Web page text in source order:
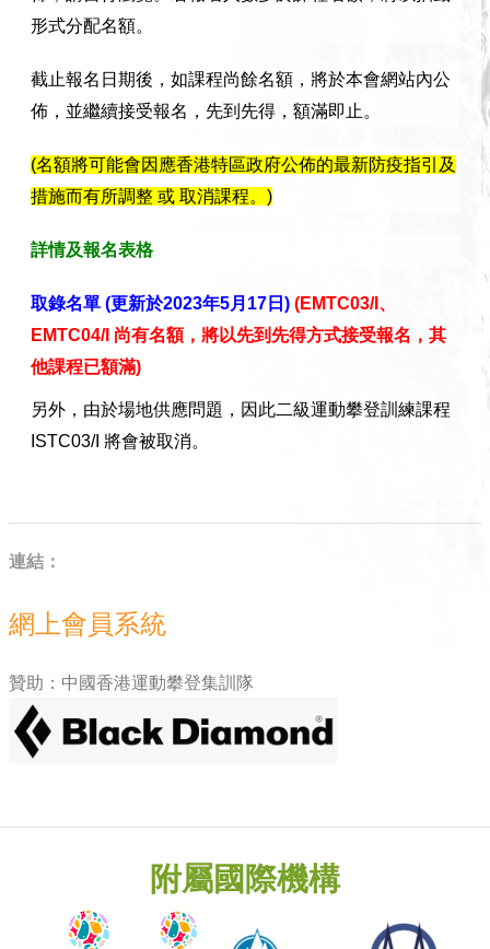
形式分配名額。
截止報名日期後，如課程尚餘名額，將於本會網站內公
佈，並繼續接受報名，先到先得，額滿即止。
(名額將可能會因應香港特區政府公佈的最新防疫指引及
措施而有所調整 或 取消課程。 )
詳情及報名表格
取錄名單(更新於2023年5月 17日 ) (EMTC03/I 、
EMTC04/I 尚有名額，將以先到先得方式接受報名，其
他課程已額滿)
另外，由於場地供應問題，因此二級運動攀登訓練課程
ISTC03/I 將會被取消。
連結：
網上會員系統
贊助：中國香港運動攀登集訓隊
附屬國際機構